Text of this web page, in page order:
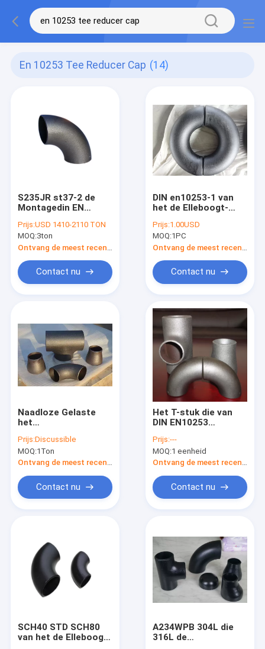
En 10253 Tee Reducer Cap (14)
S235JR st37-2 de
Montagedin EN
stukreductiemiddel
GLB van de
Elleboogpijp
Prijs:USD 1410-2110 TON
MOQ:3ton
Contact nu
DIN en10253-1 van
het de Elleboogt-
Uiteindelassen het
Reductiemiddel GLB
Naadloze Gelaste
P235GH P265GH
Prijs:1.00USD
MOQ:1PC
Contact nu
Naadloze Gelaste
het
DIN EN10253 Zwarte
ANSI van het
Elleboogt-stuk
Prijs:Discussible
MOQ:1Ton
Contact nu
Het T-stuk die van
DIN EN10253
verminderen bedriegt
ECC Reductiemiddel
GLB
Prijs:---
MOQ:1 eenheid
Contact nu
SCH40 STD SCH80
van het de Elleboogt-
A234WPB 304L die
316L de